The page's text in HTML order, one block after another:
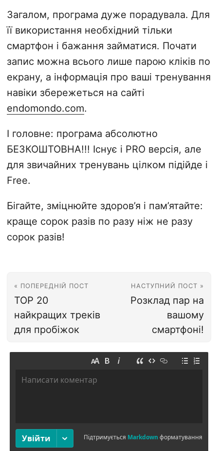
Загалом, програма дуже порадувала. Для
її використання необхідний тільки
смартфон і бажання займатися. Почати
запис можна всього лише парою кліків по
екрану, а інформація про ваші тренування
навіки збережеться на сайті
endomondo.com.
І головне: програма абсолютно
БЕЗКОШТОВНА!!! Існує і PRO версія, але
для звичайних тренувань цілком підійде і
Free.
Бігайте, зміцнюйте здоров’я і пам’ятайте:
краще сорок разів по разу ніж не разу
сорок разів!
« ПОПЕРЕДНІЙ ПОСТ
ТОР 20
найкращих треків
для пробіжок
НАСТУПНИЙ ПОСТ »
Розклад пар на
вашому
смартфоні!